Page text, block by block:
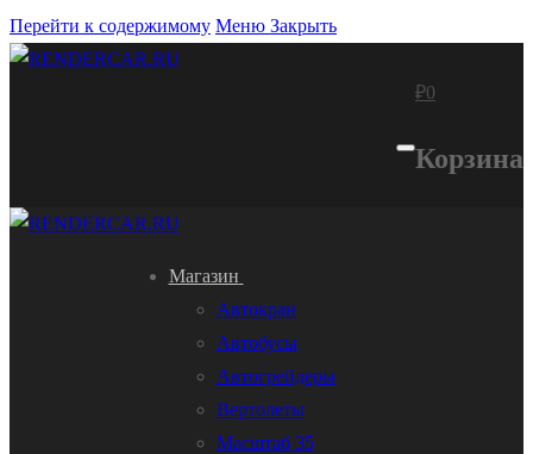
Перейти к содержимому Меню Закрыть
₽0
Корзина
Магазин
Автокран
Автобусы
Автогрейдеры
Вертолеты
Масштаб 35